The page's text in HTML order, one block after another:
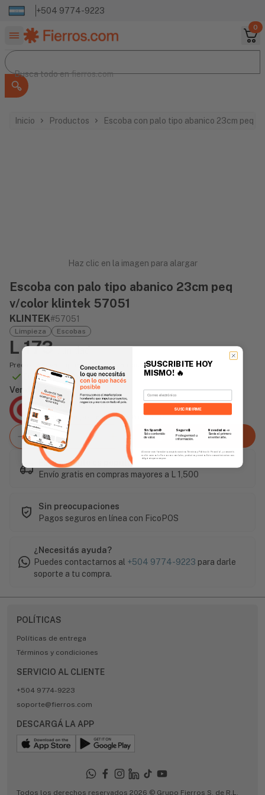
+504 9774-9223
0
Buscar productos
Busca todo en
Busca todo enfierros.com
Inicio Productos Escoba con palo tipo abanico 23cm peq
Haz clic en la imagen para alargar
Escoba con palo tipo abanico 23cm peq
v/color klintek 57051
KLINTEK#57051
Limpieza Escobas
L 173
Precio incluye impuesto sobre ventas
Disponible Online
Vendido Por:
Agencia Global
2 días - Tiempo de Entrega Promedio
Agregar al carrito
Este artículo es popular
Envío gratis en compras mayores a L 1,500
Sin preocupaciones
Pagos seguros en línea con FicoPOS
¿Necesitás ayuda?
Puedes contactarnos al +504 9774-9223 para darle
soporte a tu compra.
POLÍTICAS
Políticas de entrega
Términos y condiciones
SERVICIO AL CLIENTE
+504 9774-9223
soporte@fierros.com
DESCARGÁ LA APP
Todos los derechos reservados 2026 © Grupo Fierros S. de R.L.
¡SUSCRIBITE HOY
MISMO! 🔥
Email
SUSCRIBIRME
Sin Spam 🚫
Solo contenido
de valor.
Seguro 🔒
Protegemos tu
información.
Novedades📣
Serás el primero
en enterarte.
Al enviar este formulario, aceptás nuestros Términos y Política de Privacidad, y consentís
recibir correos de Fierros con novedades, productos y eventos. Este consentimiento no es
obligatorio para comprar.